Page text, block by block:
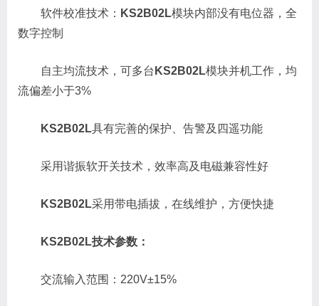
软件校准技术： KS2B02L模块内部没有电位器，全
数字控制
自主均流技术，可多台 KS2B02L模块并机工作，均
流偏差小于3%
KS2B02L具有完善的保护、告警及四遥功能
采用谐振软开关技术，效率高及电磁兼容性好
KS2B02L采用带电插拔，在线维护，方便快捷
KS2B02L技术参数：
交流输入范围：220V±15%